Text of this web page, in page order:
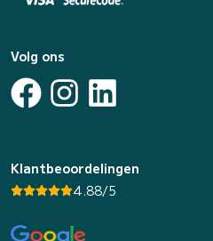
Volg ons
Klantbeoordelingen
4.88/5